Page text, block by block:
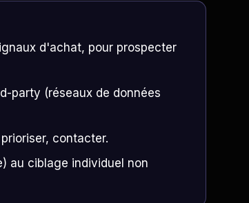
d'achat, pour prospecter
party (réseaux de données
contacter.
au ciblage individuel non